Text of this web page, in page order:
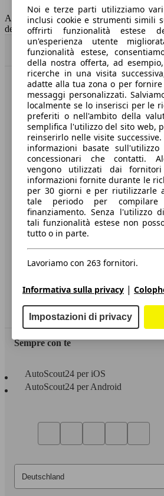
Capacità del serbatoio
60 l
AutoScout24 non si assume alcuna
dei dati.
Benvenuti su AutoScout24, il
Società
A proposito di AutoScout24
Stampa
Media
Condizioni generali
Informazioni
Privacy
Dichiarazione di Accessibilità
Servizi
Area rivenditori
Sempre con te
AutoScout24 per iOS
AutoScout24 per Android
Noi e terze parti utilizziamo
inclusi cookie e strumenti simili
offrirti funzionalità estese
un'esperienza utente
funzionalità estese,
della nostra offerta, ad
ricerche in una visita
adatte alla tua zona o per
messaggi personalizzati.
localmente se lo inserisci per le
preferiti o nell'ambito della
semplifica l'utilizzo del sito web,
reinserirlo nelle visite
informazioni basate
concessionari che contatti.
vengono utilizzati dai
informazioni fornite durante le
per 30 giorni e per riutilizzarle
tale periodo per
finanziamento. Senza l'utilizzo
tali funzionalità estese non
tutto o in parte.
Lavoriamo con 263 fornitori.
Informativa sulla privacy |
Impostazioni di privacy